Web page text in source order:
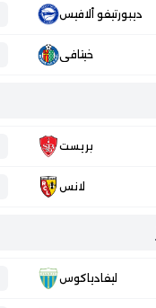
ديبورتيفو ألافيس
خيتافي
بريست
لانس
ليفادياكوس